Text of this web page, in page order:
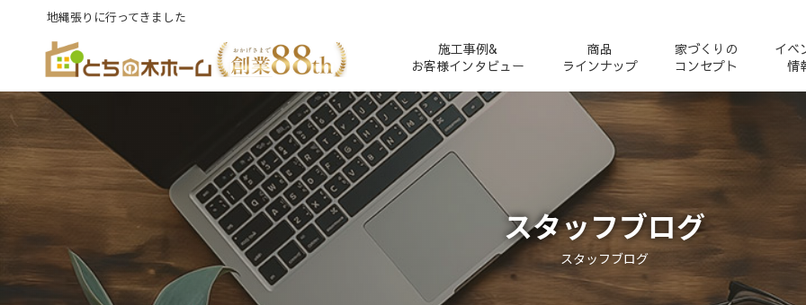
ツ
へ
キ
ッ
プ
シ
ョ
に
移
動
地縄張りに行ってきました
施工事例&
お客様インタビュー
商品
ラインナップ
家づくりの
コンセプト
イベ
情
スタッフブログ
スタッフブログ